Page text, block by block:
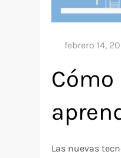
Las nuevas